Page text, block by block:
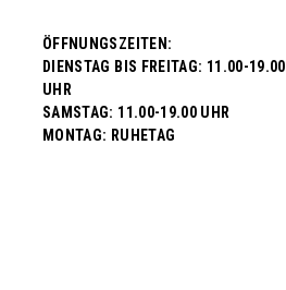
ÖFFNUNGSZEITEN:
DIENSTAG BIS FREITAG: 11.00-19.00
UHR
SAMSTAG: 11.00-19.00 UHR
MONTAG: RUHETAG